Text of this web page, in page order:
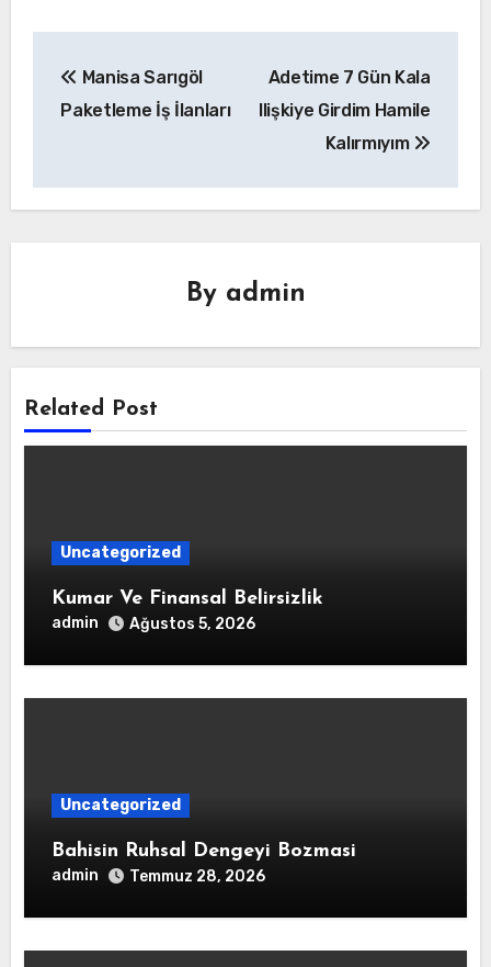
gezinmesi
Manisa Sarıgöl
Paketleme İş İlanları
Adetime 7 Gün Kala
Ilişkiye Girdim Hamile
Kalırmıyım
By admin
Related Post
Uncategorized
Kumar Ve Finansal Belirsizlik
admin Ağustos 5, 2026
Uncategorized
Bahisin Ruhsal Dengeyi Bozmasi
admin Temmuz 28, 2026